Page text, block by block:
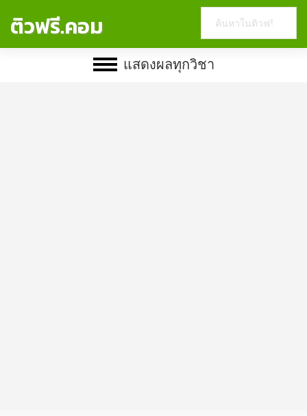
ติวฟรี.คอม
website
แสดงผลทุกวิชา